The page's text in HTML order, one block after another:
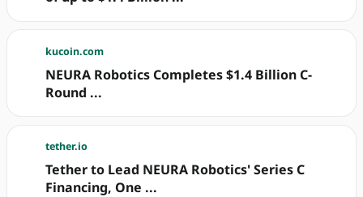
kucoin.com
NEURA Robotics Completes $1.4 Billion C-
Round ...
tether.io
Tether to Lead NEURA Robotics' Series C
Financing, One ...